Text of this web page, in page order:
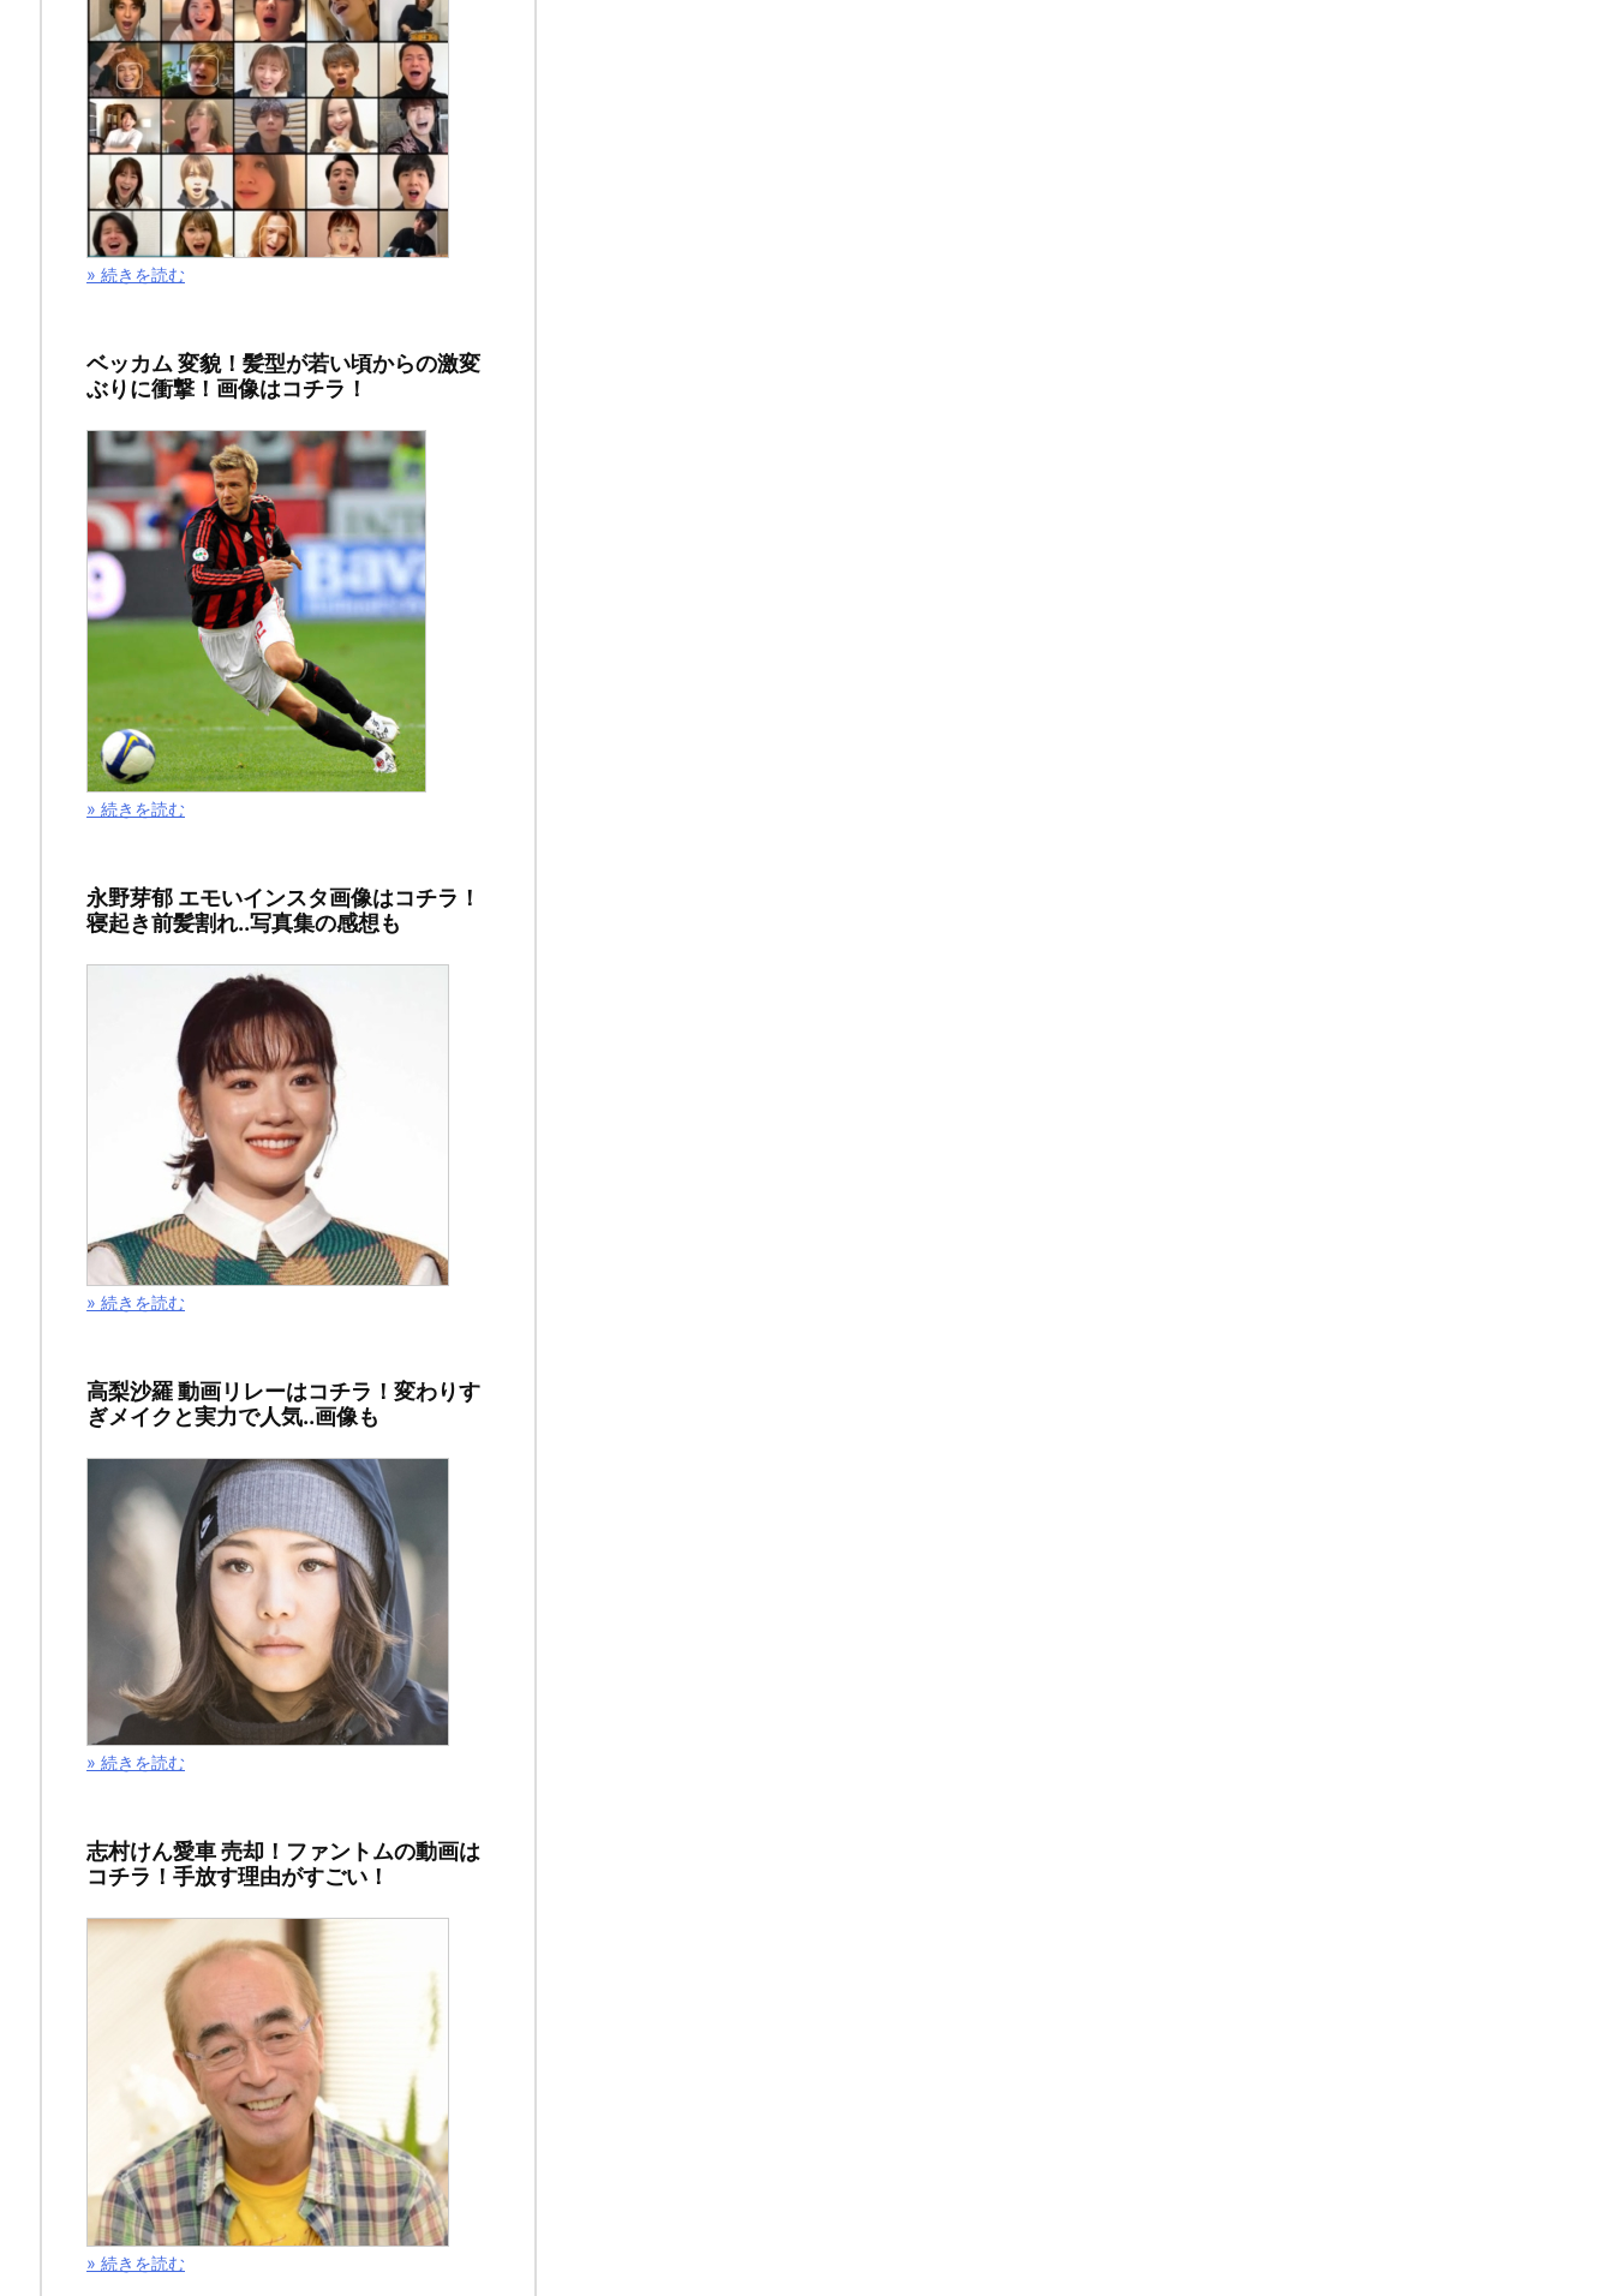
ス
ポ
ン
サ
ー
リ
ン
ク
に
ち
はヽ
ノ、
ね
こ
ま
で
す。
訪
問
い
だ
き
ま
が
と
う
ご
ざ
い
» 続きを読む
ベッカム 変貌！髪型が若い頃からの激変
ぶりに衝撃！画像はコチラ！
» 続きを読む
永野芽郁 エモいインスタ画像はコチラ！
寝起き前髪割れ..写真集の感想も
» 続きを読む
高梨沙羅 動画リレーはコチラ！変わりす
ぎメイクと実力で人気..画像も
» 続きを読む
志村けん愛車 売却！ファントムの動画は
コチラ！手放す理由がすごい！
» 続きを読む